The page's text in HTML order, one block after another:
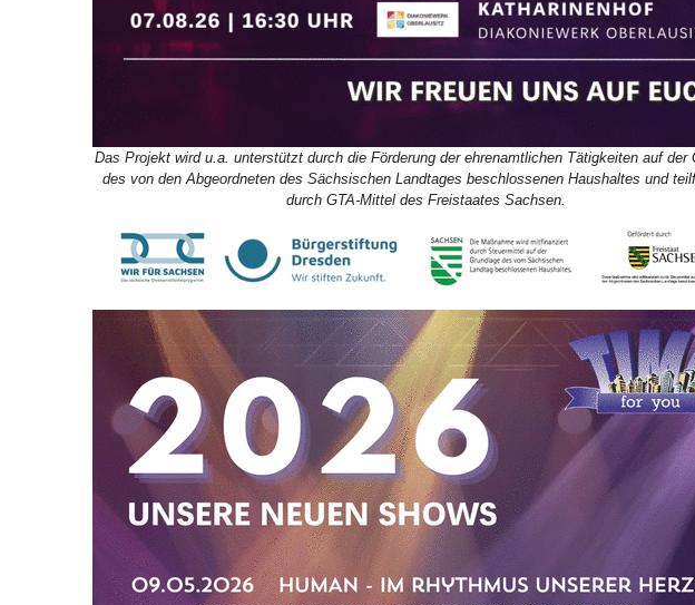
Das Projekt wird u.a. unterstützt durch die Förderung der ehrenamtlichen Tätigkeiten auf der
des von den Abgeordneten des Sächsischen Landtages beschlossenen Haushaltes und
durch GTA-Mittel des Freistaates Sachsen.